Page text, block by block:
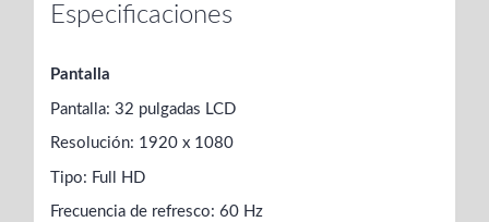
Especificaciones
Pantalla
Pantalla: 32 pulgadas LCD
Resolución: 1920 x 1080
Tipo: Full HD
Frecuencia de refresco: 60 Hz